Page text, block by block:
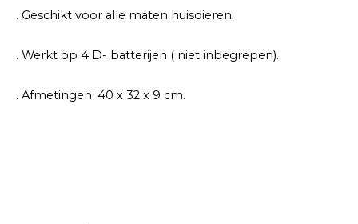
. Geschikt voor alle maten huisdieren.
. Werkt op 4 D- batterijen ( niet inbegrepen).
. Afmetingen: 40 x 32 x 9 cm.